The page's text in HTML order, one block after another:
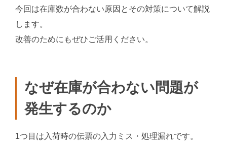
今回は在庫数が合わない原因とその対策について解説
します。
改善のためにもぜひご活用ください。
なぜ在庫が合わない問題が
発生するのか
1つ目は入荷時の伝票の入力ミス・処理漏れです。